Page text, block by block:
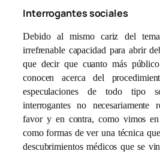
Interrogantes sociales
Debido al mismo cariz del
irrefrenable capacidad para abrir
que decir que cuanto más
conocen acerca del
especulaciones de todo tipo
interrogantes no necesariamente
favor y en contra, como vimos
como formas de ver una técnica
descubrimientos médicos que se